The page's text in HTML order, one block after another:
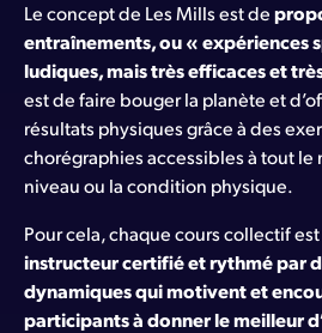
Le concept de Les Mills est de
entraînements, ou « expériences
ludiques, mais très efficaces et
est de faire bouger la planète et
résultats physiques grâce à des
chorégraphies accessibles à tout
niveau ou la condition physique.
Pour cela, chaque cours collectif est
instructeur certifié et rythmé par
dynamiques qui motivent et
participants à donner le meilleur